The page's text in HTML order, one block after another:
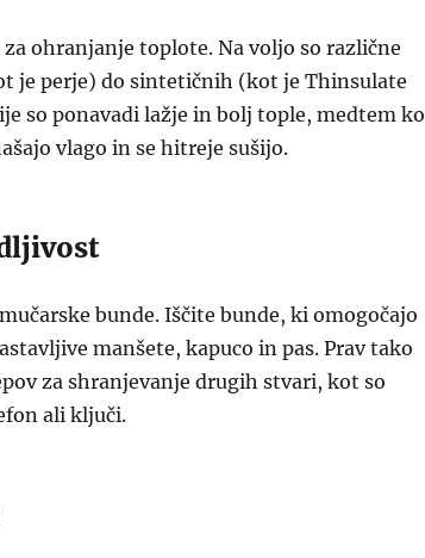
ohranjanje toplote. Na voljo so različne
je perje) do sintetičnih (kot je Thinsulate
so ponavadi lažje in bolj tople, medtem ko
vlago in se hitreje sušijo.
bunde. Iščite bunde, ki omogočajo
manšete, kapuco in pas. Prav tako
za shranjevanje drugih stvari, kot so
ali ključi.